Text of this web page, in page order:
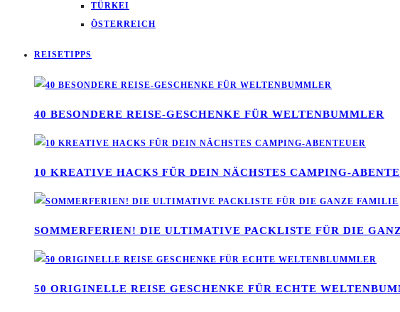
TÜRKEI
ÖSTERREICH
REISETIPPS
40 BESONDERE REISE-GESCHENKE FÜR WELTENBUMMLER
10 KREATIVE HACKS FÜR DEIN NÄCHSTES CAMPING-
SOMMERFERIEN! DIE ULTIMATIVE PACKLISTE FÜR DIE
50 ORIGINELLE REISE GESCHENKE FÜR ECHTE